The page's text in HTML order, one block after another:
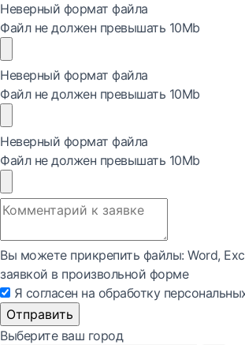
Неверный формат файла
Файл не должен превышать 10Mb
Неверный формат файла
Файл не должен превышать 10Mb
Неверный формат файла
Файл не должен превышать 10Mb
Вы можете прикрепить файлы: Word,
заявкой в произвольной форме
Я согласен на обработку
Отправить
Выберите ваш город